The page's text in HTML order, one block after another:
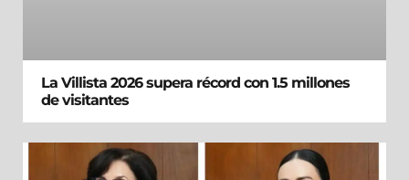
La Villista 2026 supera récord con 1.5 millones
de visitantes